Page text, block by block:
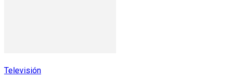
Televisión